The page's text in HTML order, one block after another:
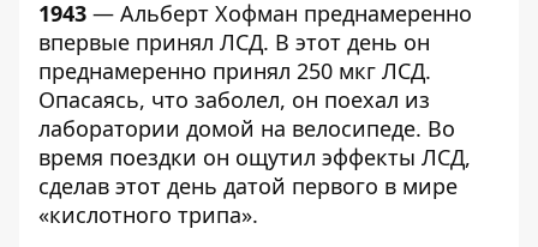
1943 — Альберт Хофман преднамеренно
впервые принял ЛСД. В этот день он
преднамеренно принял 250 мкг ЛСД.
Опасаясь, что заболел, он поехал из
лаборатории домой на велосипеде. Во
время поездки он ощутил эффекты ЛСД,
сделав этот день датой первого в мире
«кислотного трипа».